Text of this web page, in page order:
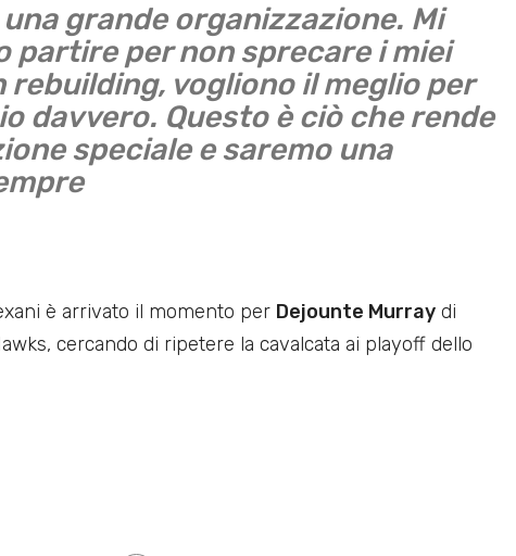
grande organizzazione. Mi
partire per non sprecare i miei
rebuilding, vogliono il meglio per
davvero. Questo è ciò che rende
speciale e saremo una
è arrivato il momento per Dejounte Murray di
cercando di ripetere la cavalcata ai playoff dello